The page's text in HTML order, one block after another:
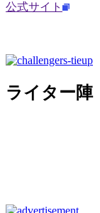
公式サイト
ライター陣